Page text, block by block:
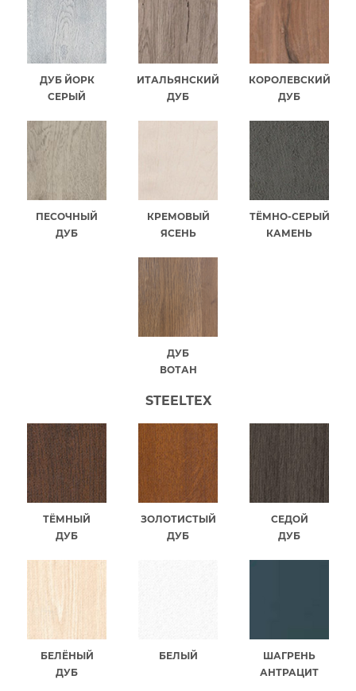
ДУБ ЙОРК
СЕРЫЙ
ИТАЛЬЯНСКИЙ
ДУБ
КОРОЛЕВСКИЙ
ДУБ
ПЕСОЧНЫЙ
ДУБ
КРЕМОВЫЙ
ЯСЕНЬ
ТЁМНО-СЕРЫЙ
КАМЕНЬ
ДУБ
ВОТАН
STEELTEX
ТЁМНЫЙ
ДУБ
ЗОЛОТИСТЫЙ
ДУБ
СЕДОЙ
ДУБ
БЕЛЁНЫЙ
ДУБ
БЕЛЫЙ
ШАГРЕНЬ
АНТРАЦИТ